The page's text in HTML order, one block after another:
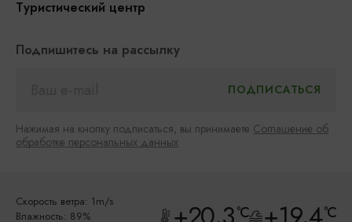
Туристический центр
Подпишитесь на рассылку
Нажимая на кнопку подписаться, вы принимаете Соглашение об
обработке персональных данных
Скорость ветра: 1m/s
Влажность: 89%
°C °C